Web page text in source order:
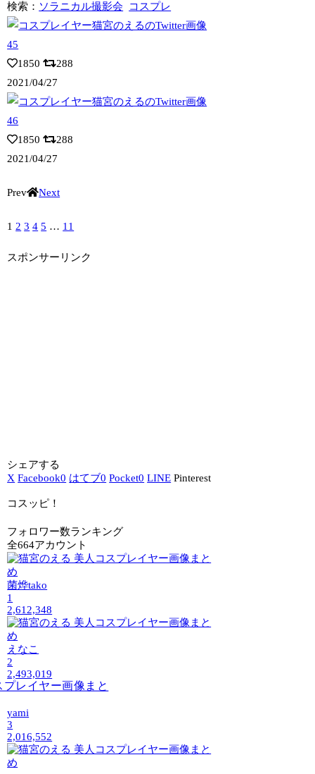
検索： ソラニカル撮影会 コスプレ
1850
288
2021/04/27
1850
288
2021/04/27
Prev Next
1 2 3 4 5 … 11
スポンサーリンク
シェアする
X Facebook0 はてブ0 Pocket0 LINE Pinterest
コスッピ！
フォロワー数ランキング
全664アカウント
菌烨tako
1
2,612,348
えなこ
2
2,493,019
yami
3
2,016,552